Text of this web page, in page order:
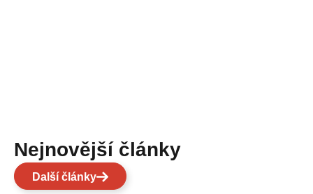
Nejnovější články
Další články